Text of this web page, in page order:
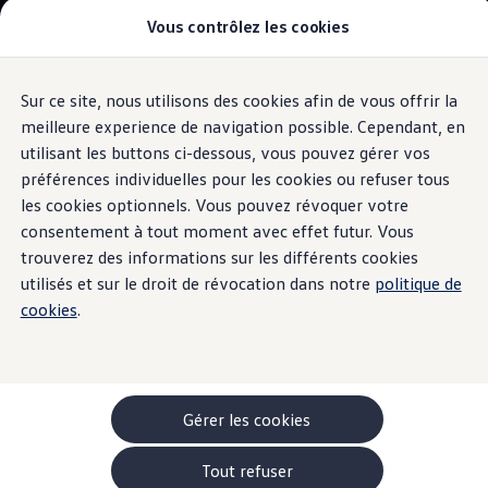
Vous contrôlez les cookies
Sur ce site, nous utilisons des cookies afin de vous offrir la
meilleure experience de navigation possible. Cependant, en
utilisant les buttons ci-dessous, vous pouvez gérer vos
préférences individuelles pour les cookies ou refuser tous
les cookies optionnels. Vous pouvez révoquer votre
consentement à tout moment avec effet futur. Vous
trouverez des informations sur les différents cookies
utilisés et sur le droit de révocation dans notre politique de
cookies.
Tout refuser
Gérer les cookies
Aller au
contenu
principal
Aller
au
pied
de
page
Modèles et configurateur
Offres pour particuliers
ID. Polo
ID.3 Neo
T-Roc
T-Cross
Taigo
Golf
Tiguan
Tayron
ID.3 GTX FIRE+ICE
Brochure promotionelle
Véhicules en stock
Véhicules d'occasions
-> Volkswagen Financial Services (Leasing)
Listes de prix
Assistant vocal «IDA»
Dites «Bonjour» à
votre Golf.